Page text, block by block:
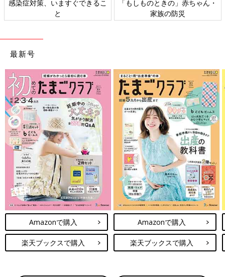
日本外来小児科学会リーフレッ
ト検討会
六星占術 細木かおりさんの人生
相談
最新号
Amazonで購入
楽天ブックスで購入
Amazonで購入
楽天ブックスで購入